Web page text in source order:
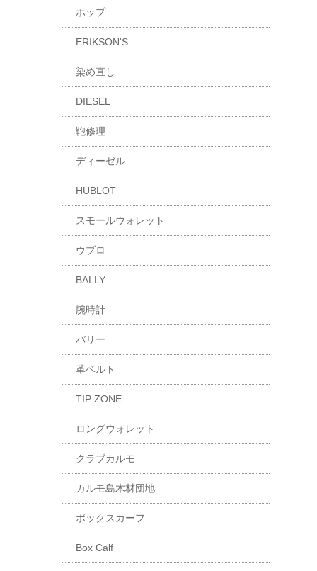
ホップ
ERIKSON'S
染め直し
DIESEL
鞄修理
ディーゼル
HUBLOT
スモールウォレット
ウブロ
BALLY
腕時計
バリー
革ベルト
TIP ZONE
ロングウォレット
クラブカルモ
カルモ島木材団地
ボックスカーフ
Box Calf